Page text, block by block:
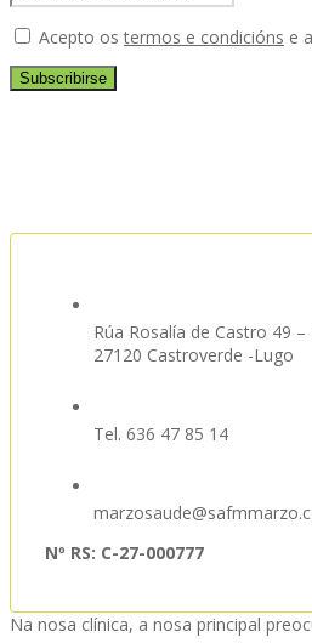
Acepto ostermos e condicións e a
Rúa Rosalía de Castro 49
27120 Castroverde -Lugo
Tel. 636 47 85 14
Nº RS: C-27-000777
Na nosa clínica, a nosa principal